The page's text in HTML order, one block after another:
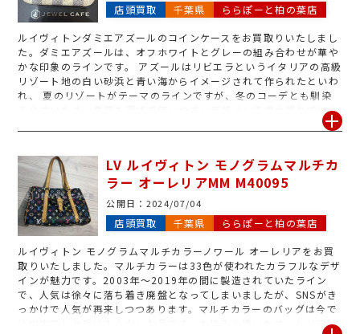
店頭買取 千葉県 ららぽーと柏の葉店
ルイヴィトンダミエアズールのコインケースをお買取りいたしまし
た。ダミエアズールは、オフホワイトとグレーの組み合わせが華や
かな印象のラインです。 アズールはリビエラというイタリアの高級
リゾート地の白い砂浜と青い海からイメージされて作られたといわ
れ、 夏のリゾートがテーマのラインですが、冬のコーデとも馴染
みやすいため、季節を選ばず使いやすいデザインで男女問わずに人
気です。一方、白が基調のため染みついた汚れが目立ちやすいとい
るため頑張らせていただきました。使用感のあるルイヴィトン、ラ
インを問わずお持込み大歓迎です!LV ルイヴィトン モノグラムマルチカ
ラー オーレリアMM M40095
公開日： 2024/07/04
店頭買取 千葉県 ららぽーと柏の葉店
ルイヴィトン モノグラムマルチカラーノワール オーレリアをお買
取りいたしました。マルチカラーは33色が使われたカラフルなデザ
インが魅力です。2003年～2019年の間に製造されていたライン
で、人気は徐々に落ち着き廃盤となってしまいましたが、SNSがき
っかけで人気が再来しつつあります。マルチカラーのバッグは今で
は中古でしか手に入らないお品です。お持込み頂いたオーレリア